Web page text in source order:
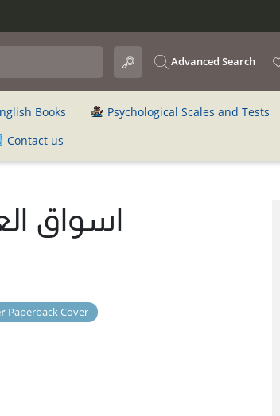
Advanced Search
Books Psychological Scales and Tests
Contact us
اسواق
Paperback Cover